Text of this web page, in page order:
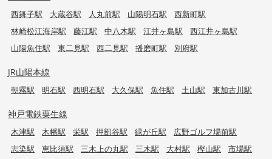
西舞子駅 大蔵谷駅 人丸前駅 山陽明石駅
西新町駅
林崎松江海岸駅
藤江駅 中八木駅 江井ヶ島駅
西江井ヶ島駅
山陽魚住駅
東二見駅 西二見駅 播磨町駅 別府駅
JR山陽本線
朝霧駅 明石駅 西明石駅 大久保駅 魚住駅 土山駅 東加古川駅
神戸電鉄粟生線
木津駅 木幡駅 栄駅 押部谷駅 緑が丘駅
広野ゴルフ場前駅
志染駅
恵比須駅 三木上の丸駅 三木駅 大村駅 樫山駅
市場駅